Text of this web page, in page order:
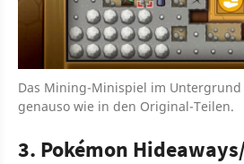
Das Mining-Minispiel im
genauso wie in den Original-Teilen.
3. Pokémon